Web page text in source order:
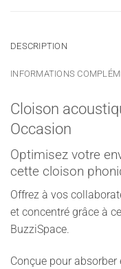
DESCRIPTION
INFORMATIONS
Cloison
Occasion
Optimisez votre
cette cloison
Offrez à vos
et concentré grâce à
BuzziSpace.
Conçue pour